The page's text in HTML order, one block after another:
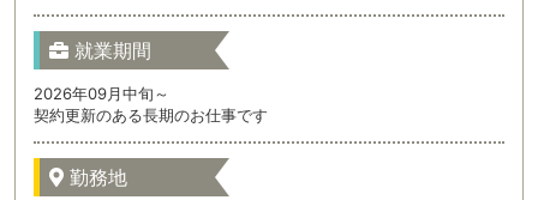
就業期間
2026年09月中旬～
契約更新のある長期のお仕事です
勤務地